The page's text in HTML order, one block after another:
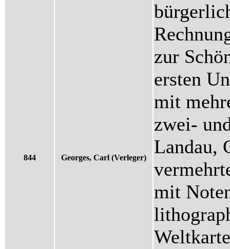
844 Georges, Carl (Verleger)
zur
ersten
mit
zwei-
Landau,
mit